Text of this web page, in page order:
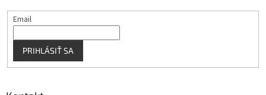
Email
PRIHLÁSIŤ SA